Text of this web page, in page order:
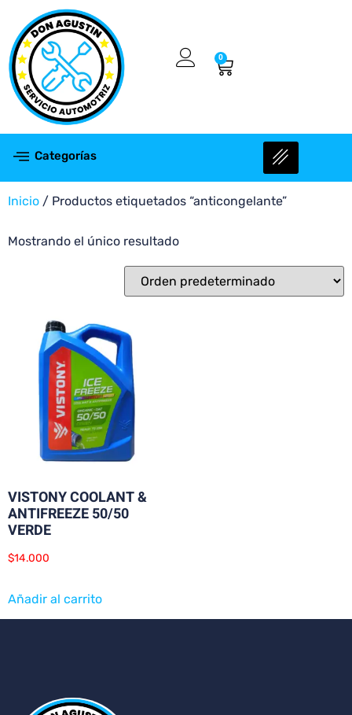
0
Categorías
Inicio / Productos etiquetados “anticongelante”
Mostrando el único resultado
VISTONY COOLANT &
ANTIFREEZE 50/50
VERDE
$14.000
Añadir al carrito